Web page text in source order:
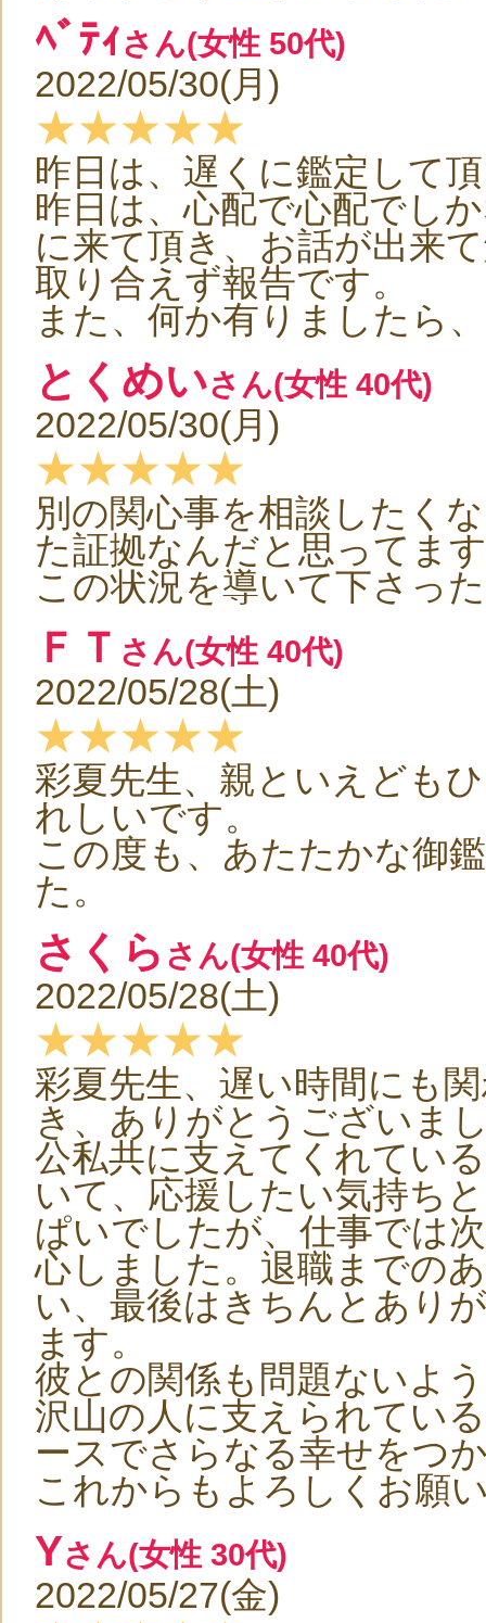
ﾍﾞﾃｨさん(女性 50代)
2022/05/30(月)
★★★★★
昨日は、遅くに鑑定して
昨日は、心配で心配でし
に来て頂き、お話が出来
取り合えず報告です。
また、何か有りましたら
とくめいさん(女性 40代)
2022/05/30(月)
★★★★★
別の関心事を相談したく
た証拠なんだと思ってま
この状況を導いて下さっ
ＦＴ さん(女性 40代)
2022/05/28(土)
★★★★★
彩夏先生、親といえども
れしいです。
この度も、あたたかな御
た。
さくら さん(女性 40代)
2022/05/28(土)
★★★★★
彩夏先生、遅い時間にも
き、ありがとうございま
公私共に支えてくれてい
いて、応援したい気持ち
ぱいでしたが、仕事では
心しました。退職までの
い、最後はきちんとあり
ます。
彼との関係も問題ないよ
沢山の人に支えられてい
ースでさらなる幸せをつ
これからもよろしくお願
Yさん(女性 30代)
2022/05/27(金)